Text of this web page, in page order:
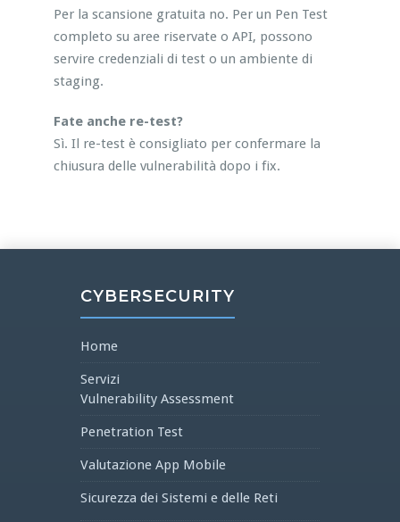
Per la scansione gratuita no. Per un Pen Test
completo su aree riservate o API, possono
servire credenziali di test o un ambiente di
staging.
Fate anche re-test?
Sì. Il re-test è consigliato per confermare la
chiusura delle vulnerabilità dopo i fix.
CYBERSECURITY
Home
Servizi
Vulnerability Assessment
Penetration Test
Valutazione App Mobile
Sicurezza dei Sistemi e delle Reti